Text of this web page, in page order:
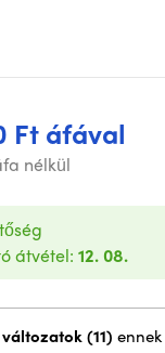
Ft áfával
nélkül
átvétel: 12. 08.
Egyéb változatok (11)